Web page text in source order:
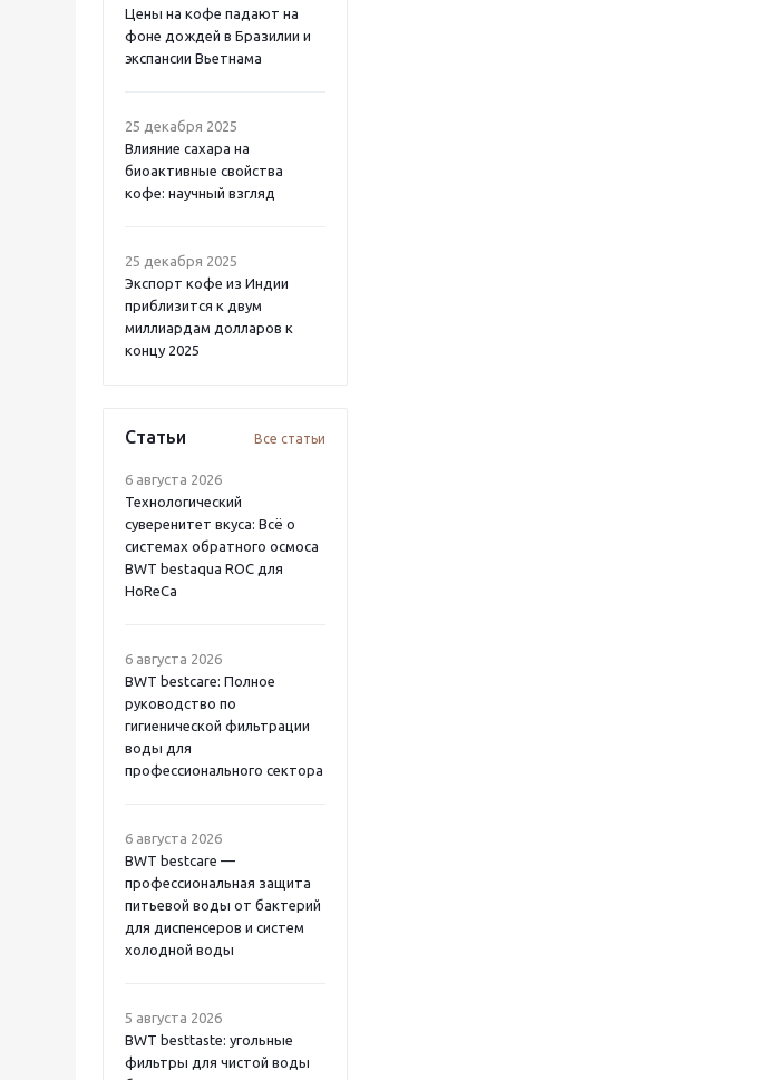
Цены на кофе падают на
фоне дождей в Бразилии и
экспансии Вьетнама
25 декабря 2025
Влияние сахара на
биоактивные свойства
кофе: научный взгляд
25 декабря 2025
Экспорт кофе из Индии
приблизится к двум
миллиардам долларов к
концу 2025
Статьи Все статьи
6 августа 2026
Технологический
суверенитет вкуса: Всё о
системах обратного осмоса
BWT bestaqua ROC для
HoReCa
6 августа 2026
BWT bestcare: Полное
руководство по
гигиенической фильтрации
воды для
профессионального сектора
6 августа 2026
BWT bestcare —
профессиональная защита
питьевой воды от бактерий
для диспенсеров и систем
холодной воды
5 августа 2026
BWT besttaste: угольные
фильтры для чистой воды